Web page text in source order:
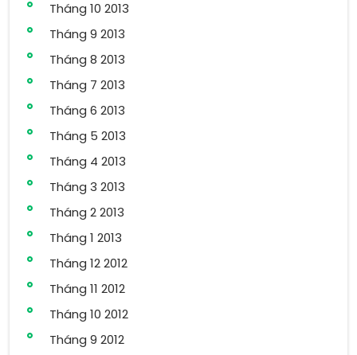
Tháng 10 2013
Tháng 9 2013
Tháng 8 2013
Tháng 7 2013
Tháng 6 2013
Tháng 5 2013
Tháng 4 2013
Tháng 3 2013
Tháng 2 2013
Tháng 1 2013
Tháng 12 2012
Tháng 11 2012
Tháng 10 2012
Tháng 9 2012